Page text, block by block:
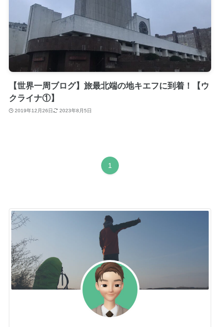
【世界一周ブログ】旅最北端の地キエフに到着！【ウ
クライナ①】
2019年12月26日 2023年8月5日
1